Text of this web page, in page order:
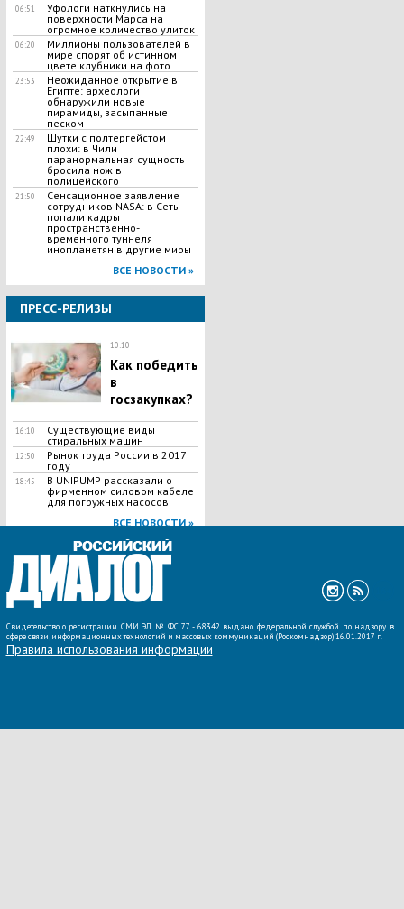
06:51
Уфологи наткнулись на
поверхности Марса на
огромное количество улиток
06:20
Миллионы пользователей в
мире спорят об истинном
цвете клубники на фото
23:53
Неожиданное открытие в
Египте: археологи
обнаружили новые
пирамиды, засыпанные
песком
22:49
Шутки с полтергейстом
плохи: в Чили
паранормальная сущность
бросила нож в
полицейского
21:50
Сенсационное заявление
сотрудников NASA: в Сеть
попали кадры
пространственно-
временного туннеля
инопланетян в другие миры
ВСЕ НОВОСТИ »
ПРЕСС-РЕЛИЗЫ
10:10
Как победить
в
госзакупках?
16:10
Существующие виды
стиральных машин
12:50
Рынок труда России в 2017
году
18:45
В UNIPUMP рассказали о
фирменном силовом кабеле
для погружных насосов
ВСЕ НОВОСТИ »
Свидетельство о регистрации СМИ ЭЛ № ФС 77 - 68342 выдано федеральной службой по надзору в
сфере связи, информационных технологий и массовых коммуникаций (Роскомнадзор) 16.01.2017 г.
Правила использования информации